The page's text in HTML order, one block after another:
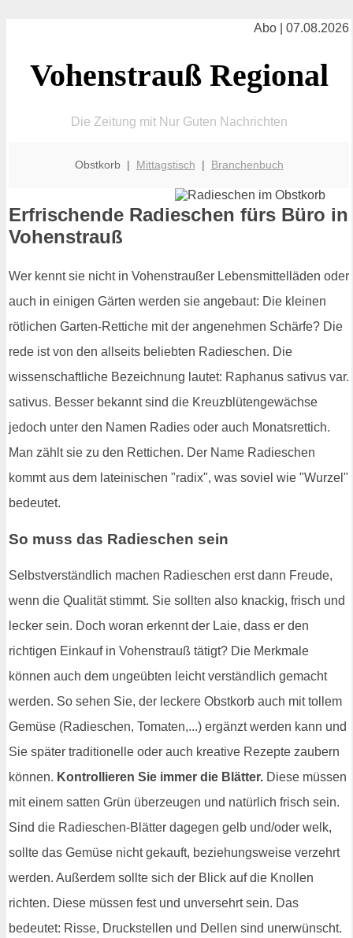
Abo | 07.08.2026
Vohenstrauß Regional
Die Zeitung mit Nur Guten Nachrichten
Obstkorb | Mittagstisch | Branchenbuch
Erfrischende Radieschen fürs Büro in
Vohenstrauß
Wer kennt sie nicht in Vohenstraußer Lebensmittelläden oder
auch in einigen Gärten werden sie angebaut: Die kleinen
rötlichen Garten-Rettiche mit der angenehmen Schärfe? Die
rede ist von den allseits beliebten Radieschen. Die
wissenschaftliche Bezeichnung lautet: Raphanus sativus var.
sativus. Besser bekannt sind die Kreuzblütengewächse
jedoch unter den Namen Radies oder auch Monatsrettich.
Man zählt sie zu den Rettichen. Der Name Radieschen
kommt aus dem lateinischen "radix", was soviel wie "Wurzel"
bedeutet.
So muss das Radieschen sein
Selbstverständlich machen Radieschen erst dann Freude,
wenn die Qualität stimmt. Sie sollten also knackig, frisch und
lecker sein. Doch woran erkennt der Laie, dass er den
richtigen Einkauf in Vohenstrauß tätigt? Die Merkmale
können auch dem ungeübten leicht verständlich gemacht
werden. So sehen Sie, der leckere Obstkorb auch mit tollem
Gemüse (Radieschen, Tomaten,...) ergänzt werden kann und
Sie später traditionelle oder auch kreative Rezepte zaubern
können. Kontrollieren Sie immer die Blätter. Diese müssen
mit einem satten Grün überzeugen und natürlich frisch sein.
Sind die Radieschen-Blätter dagegen gelb und/oder welk,
sollte das Gemüse nicht gekauft, beziehungsweise verzehrt
werden. Außerdem sollte sich der Blick auf die Knollen
richten. Diese müssen fest und unversehrt sein. Das
bedeutet: Risse, Druckstellen und Dellen sind unerwünscht.